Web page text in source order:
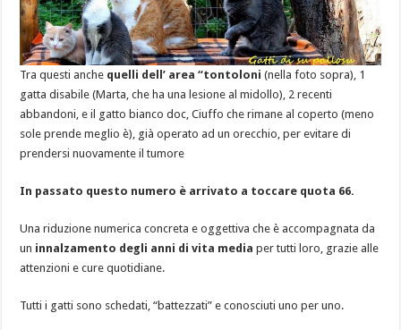
Tra questi anche quelli dell’ area “tontoloni (nella foto sopra), 1
gatta disabile (Marta, che ha una lesione al midollo), 2 recenti
abbandoni, e il gatto bianco doc, Ciuffo che rimane al coperto (meno
sole prende meglio è), già operato ad un orecchio, per evitare di
prendersi nuovamente il tumore
In passato questo numero è arrivato a toccare quota 66.
Una riduzione numerica concreta e oggettiva che è accompagnata da
un innalzamento degli anni di vita mediaper tutti loro, grazie alle
attenzioni e cure quotidiane.
Tutti i gatti sono schedati, “battezzati” e conosciuti uno per uno.